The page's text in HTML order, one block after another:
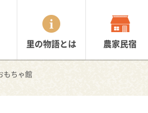
里の物語とは 農家民宿
もちゃ館